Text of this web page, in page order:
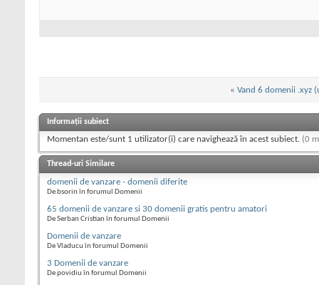
« Vand 6 domenii .xyz
Informații subiect
Momentan este/sunt 1 utilizator(i) care navighează în acest subiect. (0
Thread-uri Similare
domenii de vanzare - domenii diferite
De bsorin în forumul Domenii
65 domenii de vanzare si 30 domenii gratis pentru amatori
De Serban Cristian în forumul Domenii
Domenii de vanzare
De Vladucu în forumul Domenii
3 Domenii de vanzare
De povidiu în forumul Domenii